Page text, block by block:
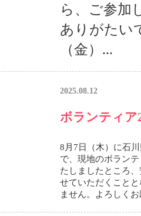
ら、ご参加
ありがたい
（金）...
2025.08.12
ボランティ
8月7日（木）に石
で、現地のボラン
たしましたところ
せていただくこと
ません。よろしく